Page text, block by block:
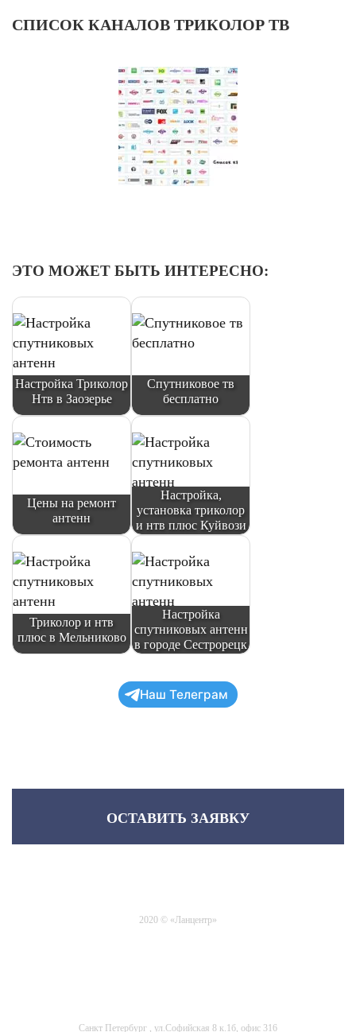
СПИСОК КАНАЛОВ ТРИКОЛОР ТВ
ЭТО МОЖЕТ БЫТЬ ИНТЕРЕСНО:
Настройка Триколор
Нтв в Заозерье
Спутниковое тв
бесплатно
Цены на ремонт
антенн
Настройка,
установка триколор
и нтв плюс Куйвози
Триколор и нтв
плюс в Мельниково
Настройка
спутниковых антенн
в городе Сестрорецк
Наш Телеграм
ОСТАВИТЬ ЗАЯВКУ
2020 © «Ланцентр»
Санкт Петербург , ул.Софийская 8 к.1б, офис 316